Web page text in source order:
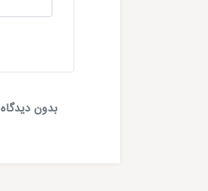
بدون دیدگاه